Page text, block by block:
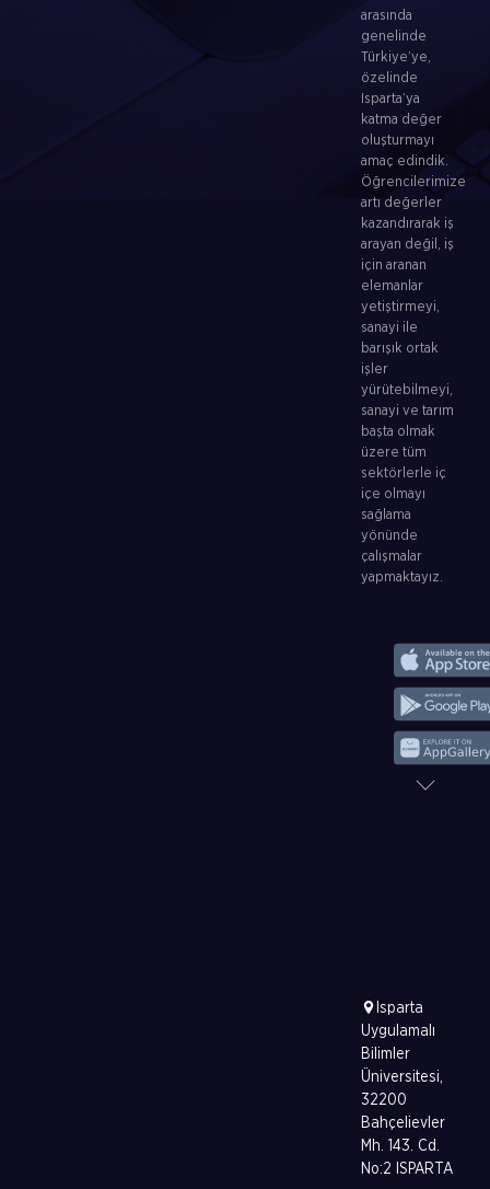
arasında
genelinde
Türkiye’ye,
özelinde
Isparta’ya
katma değer
oluşturmayı
amaç edindik.
Öğrencilerimize
artı değerler
kazandırarak iş
arayan değil, iş
için aranan
elemanlar
yetiştirmeyi,
sanayi ile
barışık ortak
işler
yürütebilmeyi,
sanayi ve tarım
başta olmak
üzere tüm
sektörlerle iç
içe olmayı
sağlama
yönünde
çalışmalar
yapmaktayız.
Isparta
Uygulamalı
Bilimler
Üniversitesi,
32200
Bahçelievler
Mh. 143. Cd.
No:2 ISPARTA